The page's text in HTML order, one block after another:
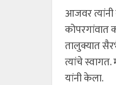
आजवर
कोपरगांवात
तालुक्यात
त्यांचे
यांनी केला.